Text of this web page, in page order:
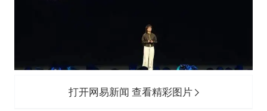
打开网易新闻 查看精彩图片